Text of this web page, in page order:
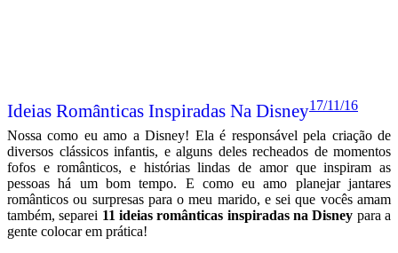
Ideias Românticas Inspiradas Na Disney17/11/16
Nossa como eu amo a Disney! Ela é responsável pela criação de
diversos clássicos infantis, e alguns deles recheados de momentos
fofos e românticos, e histórias lindas de amor que inspiram as
pessoas há um bom tempo. E como eu amo planejar jantares
românticos ou surpresas para o meu marido, e sei que vocês amam
também, separei 11 ideias românticas inspiradas na Disney para a
gente colocar em prática!